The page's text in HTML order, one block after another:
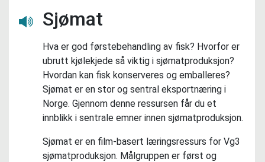
Sjømat
Hva er god førstebehandling av fisk? Hvorfor er
ubrutt kjølekjede så viktig i sjømatproduksjon?
Hvordan kan fisk konserveres og emballeres?
Sjømat er en stor og sentral eksportnæring i
Norge. Gjennom denne ressursen får du et
innblikk i sentrale emner innen sjømatproduksjon.
Sjømat er en film-basert læringsressurs for Vg3
sjømatproduksjon. Målgruppen er først og
Lytt her